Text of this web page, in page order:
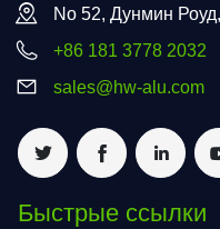
No 52, Дунмин
+86 181 3778 2032
sales@hw-alu.com
Быстрые ссылки